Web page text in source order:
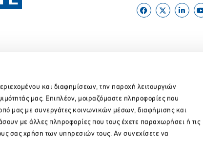
και διαφημίσεων, την παροχή λειτουργιών
μας. Επιπλέον, μοιραζόμαστε πληροφορίες που
μας με συνεργάτες κοινωνικών μέσων, διαφήμισης και
με άλλες πληροφορίες που τους έχετε παραχωρήσει ή τις
σας χρήση των υπηρεσιών τους. Αν συνεχίσετε να